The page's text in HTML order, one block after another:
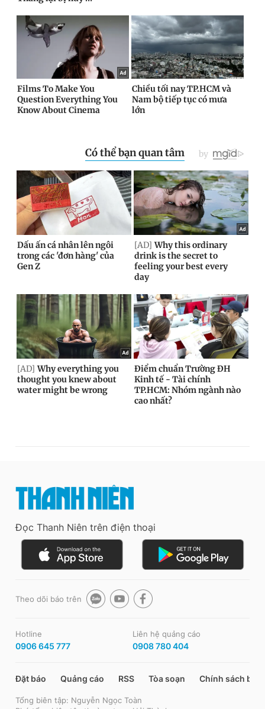
Đọc Thanh Niên trên điện thoại
Theo dõi báo trên
Hotline
0906 645 777
Liên hệ quảng cáo
0908 780 404
Đặt báo Quảng cáo RSS Tòa soạn Chính sách bảo
Tổng biên tập: Nguyễn Ngọc Toàn